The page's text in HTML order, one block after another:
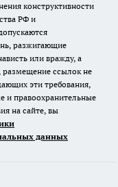
конструктивности
РФ и
разжигающие
или вражду, а
размещение ссылок не
эти требования,
и правоохранительные
на сайте, вы
данных